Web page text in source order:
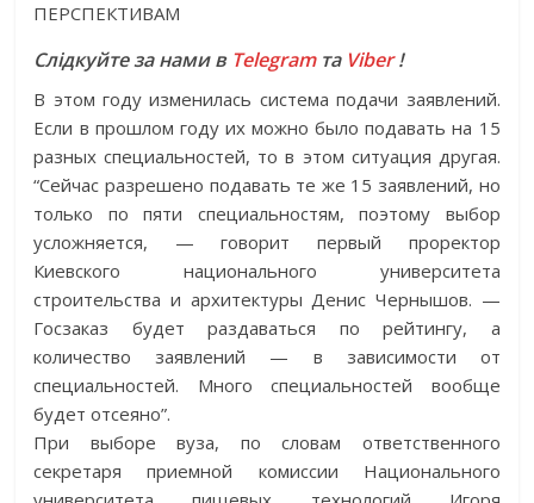
ПЕРСПЕКТИВАМ
Слідкуйте за нами в Telegramта Viber!
В этом году изменилась система подачи заявлений.
Если в прошлом году их можно было подавать на 15
разных специальностей, то в этом ситуация другая.
“Сейчас разрешено подавать те же 15 заявлений, но
только по пяти специальностям, поэтому выбор
усложняется, — говорит первый проректор
Киевского национального университета
строительства и архитектуры Денис Чернышов. —
Госзаказ будет раздаваться по рейтингу, а
количество заявлений — в зависимости от
специальностей. Много специальностей вообще
будет отсеяно”.
При выборе вуза, по словам ответственного
секретаря приемной комиссии Национального